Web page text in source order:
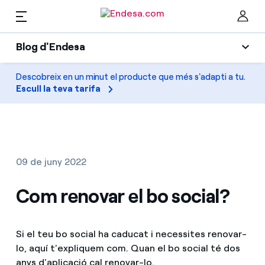
Blog d'Endesa
Blog d'Endesa
Llum
Gas
Electrodomèstics
Empreses
Llars
Troba la tarifa que més et convé
Per cada kWh que estalviïs, et descomptem un
altre
Mobilitat
Solar
CA
Descobreix en un minut el producte que més s'adapti a tu.
Escull la teva tarifa
09 de juny 2022
Com renovar el bo social?
Si el teu bo social ha caducat i necessites renovar-
lo, aquí t'expliquem com. Quan el bo social té dos
anys d'aplicació cal renovar-lo.